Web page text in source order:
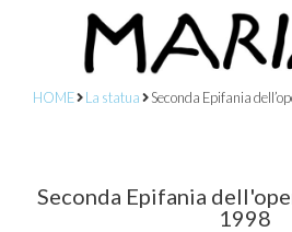
HOME La statua Seconda Epifania
Seconda Epifania
1998